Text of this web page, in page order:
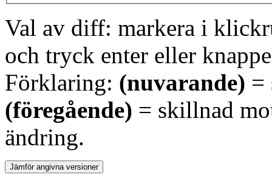
Val av diff: markera i
och tryck enter eller
Förklaring: (nuvarande) =
(föregående) = skillnad
ändring.